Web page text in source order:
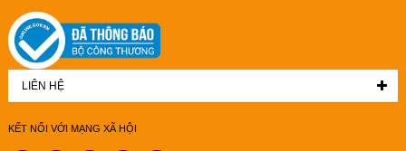
LIÊN HỆ
KẾT NỐI VỚI MẠNG XÃ HỘI